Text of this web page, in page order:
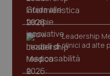
Leadership
clinici ad alte